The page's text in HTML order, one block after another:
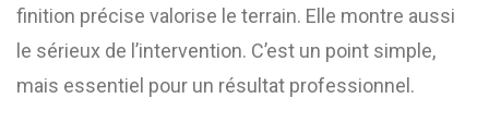
finition précise valorise le terrain. Elle montre aussi
le sérieux de l’intervention. C’est un point simple,
mais essentiel pour un résultat professionnel.